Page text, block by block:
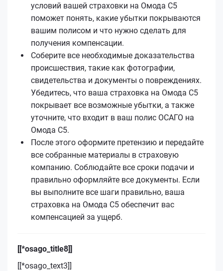
условий вашей страховки на Омода С5
поможет понять, какие убытки покрываются
вашим полисом и что нужно сделать для
получения компенсации.
Соберите все необходимые доказательства
происшествия, такие как фотографии,
свидетельства и документы о повреждениях.
Убедитесь, что ваша страховка на Омода С5
покрывает все возможные убытки, а также
уточните, что входит в ваш полис ОСАГО на
Омода С5.
После этого оформите претензию и передайте
все собранные материалы в страховую
компанию. Соблюдайте все сроки подачи и
правильно оформляйте все документы. Если
вы выполните все шаги правильно, ваша
страховка на Омода С5 обеспечит вас
компенсацией за ущерб.
[[*osago_title8]]
[[*osago_text3]]